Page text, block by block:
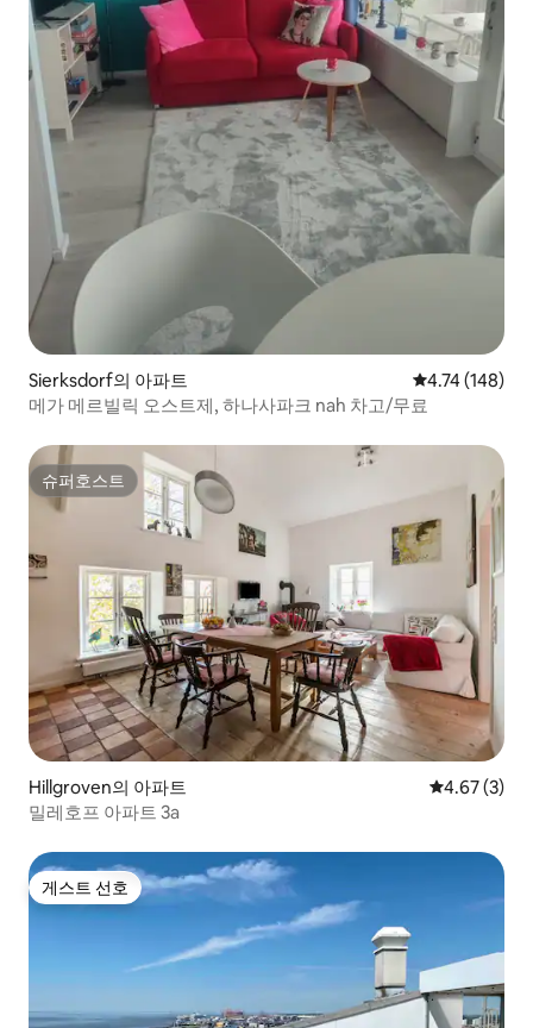
Sierksdorf의 아파트 평점 4.74점(5
4.74 (148)
메가 메르빌릭 오스트제, 하나사파크 nah 차고/무료
슈퍼호스트
슈퍼호스트
Hillgroven의 아파트 평점 4.67점
4.67 (3)
밀레호프 아파트 3a
게스트 선호
게스트 선호